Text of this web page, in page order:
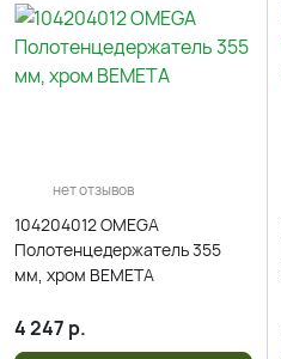
нет отзывов
104204012 OMEGA
Полотенцедержатель 355
мм, хром BEMETA
4 247 р.